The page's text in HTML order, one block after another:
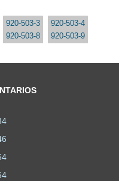
920-503-3
920-503-4
920-503-8 920-503-9